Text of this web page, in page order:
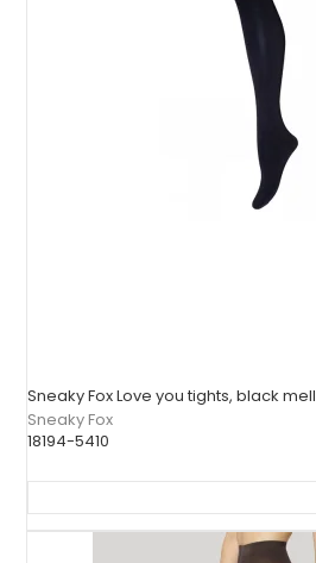
Sneaky Fox Love you tights, black mell
Sneaky Fox
18194-5410